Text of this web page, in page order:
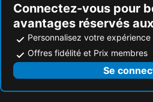
Connectez-vous pour
avantages réservés
Personnalisez votre expérience
Offres fidélité et Prix membres
Se